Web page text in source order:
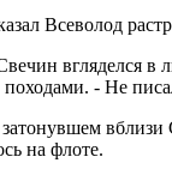
Всеволод
вгляделся
- Не
на флоте.